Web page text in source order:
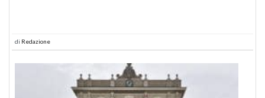
di Redazione